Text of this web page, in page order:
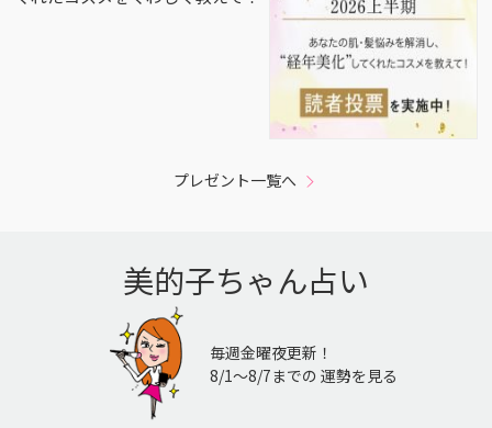
プレゼント一覧へ
美的子ちゃん占い
毎週金曜夜更新！
8/1〜8/7までの 運勢を見る